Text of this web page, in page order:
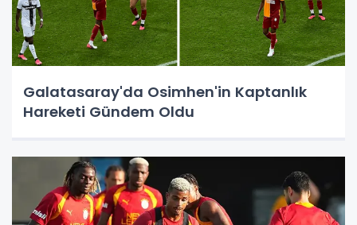
Galatasaray'da Osimhen'in Kaptanlık
Hareketi Gündem Oldu